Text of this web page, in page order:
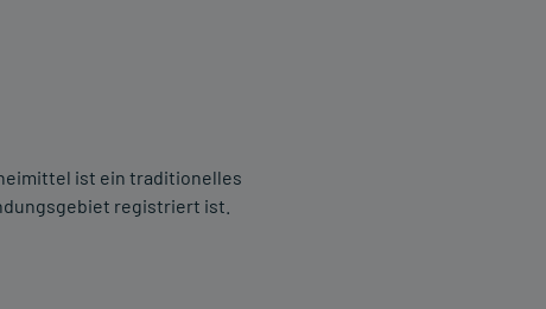
ist ein traditionelles
registriert ist.